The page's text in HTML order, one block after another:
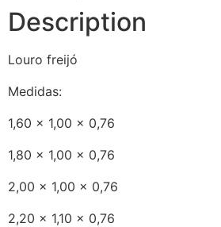
Description
Louro freijó
Medidas:
1,60 x 1,00 x 0,76
1,80 x 1,00 x 0,76
2,00 x 1,00 x 0,76
2,20 x 1,10 x 0,76